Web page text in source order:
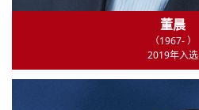
董晨
（1967- ）
2019年入选